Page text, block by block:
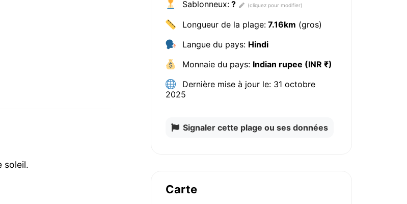
soleil.
Sablonneux: ?
Longueur de la plage: 7.16km (gros)
Langue du pays: Hindi
Monnaie du pays: Indian rupee (INR ₹)
Dernière mise à jour le: 31 octobre
2025
Signaler cette plage ou ses données
Carte